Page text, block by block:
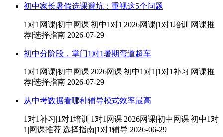
初中家长暑假选课避坑：重视这5个问题
1对1网课|初中网课|初中1对1|2026网课|1对1培训|网课推
荐|选择指南 2026-07-29
初中分阶段，掌门1对1暑期弯道超车
1对1网课|初中网课|2026网课|初中1对1|1对1补习|网课推
荐|选择指南 2026-07-29
从中考数据看哪种辅导模式效率最高
1对1补习|1对1培训|1对1网课|2026网课|初中网课|初中1对
1|网课推荐|选择指南|1对1辅导 2026-06-29